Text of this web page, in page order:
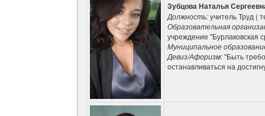
Зубцова Наталья
Должность:учитель Труд (
Образовательная
учреждение "Бурлаковская
Муниципальное
Девиз/Афоризм:"Быть
останавливаться на